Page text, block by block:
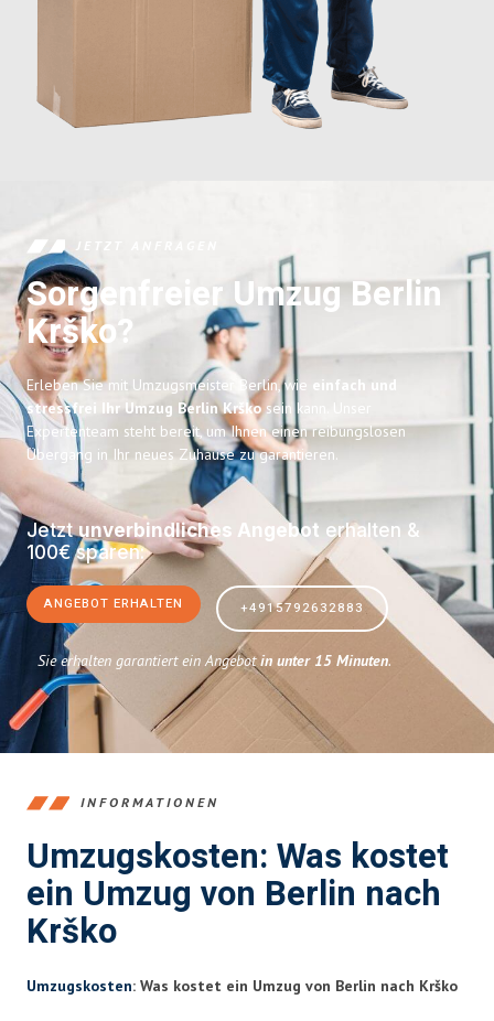
JETZT ANFRAGEN
Sorgenfreier Umzug Berlin
Krško?
Erleben Sie mit Umzugsmeister Berlin, wie einfach und
stressfrei Ihr Umzug Berlin Krškosein kann. Unser
Expertenteam steht bereit, um Ihnen einen reibungslosen
Übergang in Ihr neues Zuhause zu garantieren.
Jetztunverbindliches Angebot erhalten &
100€ sparen:
ANGEBOT ERHALTEN +4915792632883
Sie erhalten garantiert ein Angebotin unter 15 Minuten.
INFORMATIONEN
Umzugskosten: Was kostet
ein Umzug von Berlin nach
Krško
Umzugskosten: Was kostet ein Umzug von Berlin nach Krško